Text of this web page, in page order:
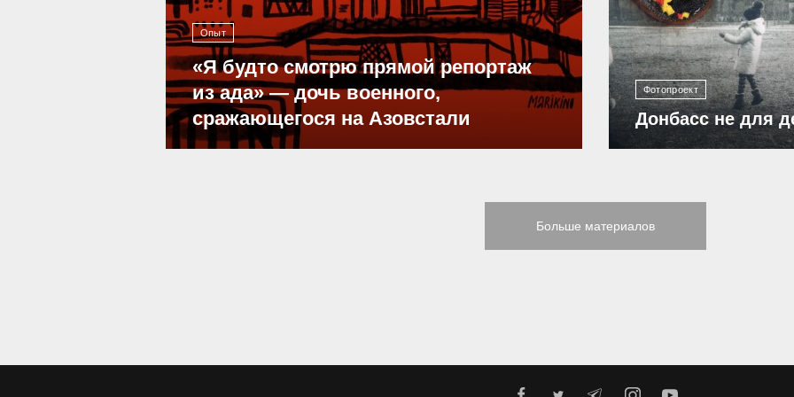
Опыт
«Я будто смотрю прямой репортаж
из ада» — дочь военного,
сражающегося на Азовстали
Фотопроект
Донбасс не для
Больше материалов